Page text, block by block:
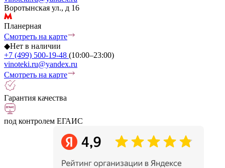
Воротынская ул., д 16
Планерная
Смотреть на карте
◆Нет в наличии
+7 (499) 500-19-48 (10:00–23:00)
vinoteki.ru@yandex.ru
Смотреть на карте
Гарантия качества
под контролем ЕГАИС